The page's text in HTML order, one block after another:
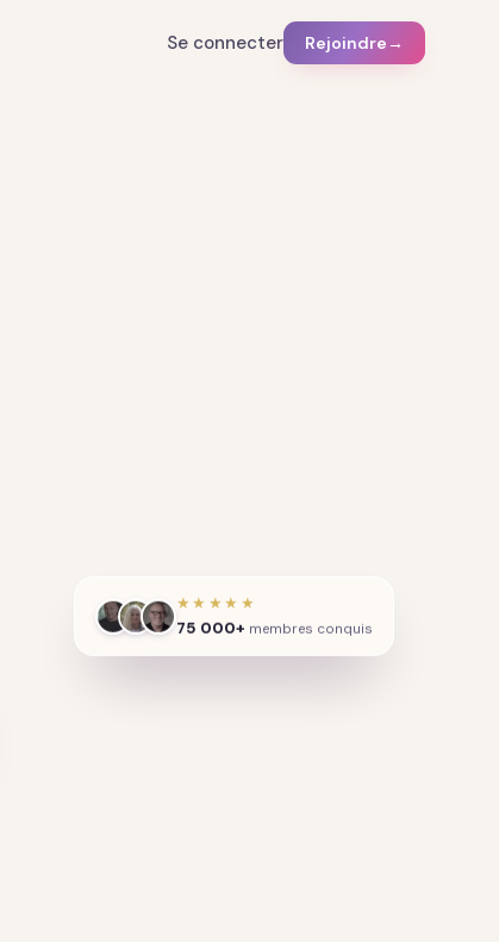
Se connecter Rejoindre →
★★★★★
75 000+ membres conquis